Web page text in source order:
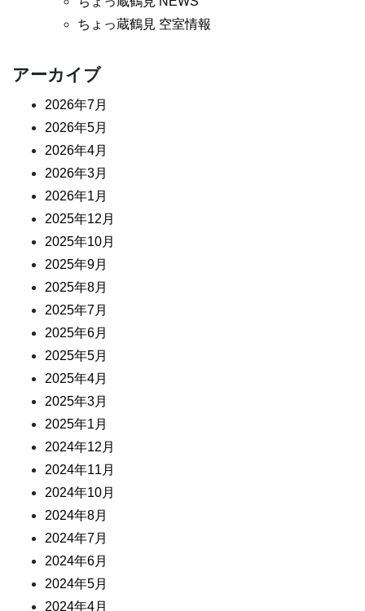
ちょっ蔵鶴見 空室情報
アーカイブ
2026年7月
2026年5月
2026年4月
2026年3月
2026年1月
2025年12月
2025年10月
2025年9月
2025年8月
2025年7月
2025年6月
2025年5月
2025年4月
2025年3月
2025年1月
2024年12月
2024年11月
2024年10月
2024年8月
2024年7月
2024年6月
2024年5月
2024年4月